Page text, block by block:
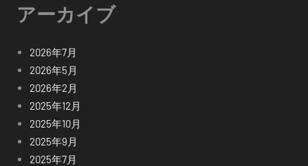
アーカイブ
2026年7月
2026年5月
2026年2月
2025年12月
2025年10月
2025年9月
2025年7月